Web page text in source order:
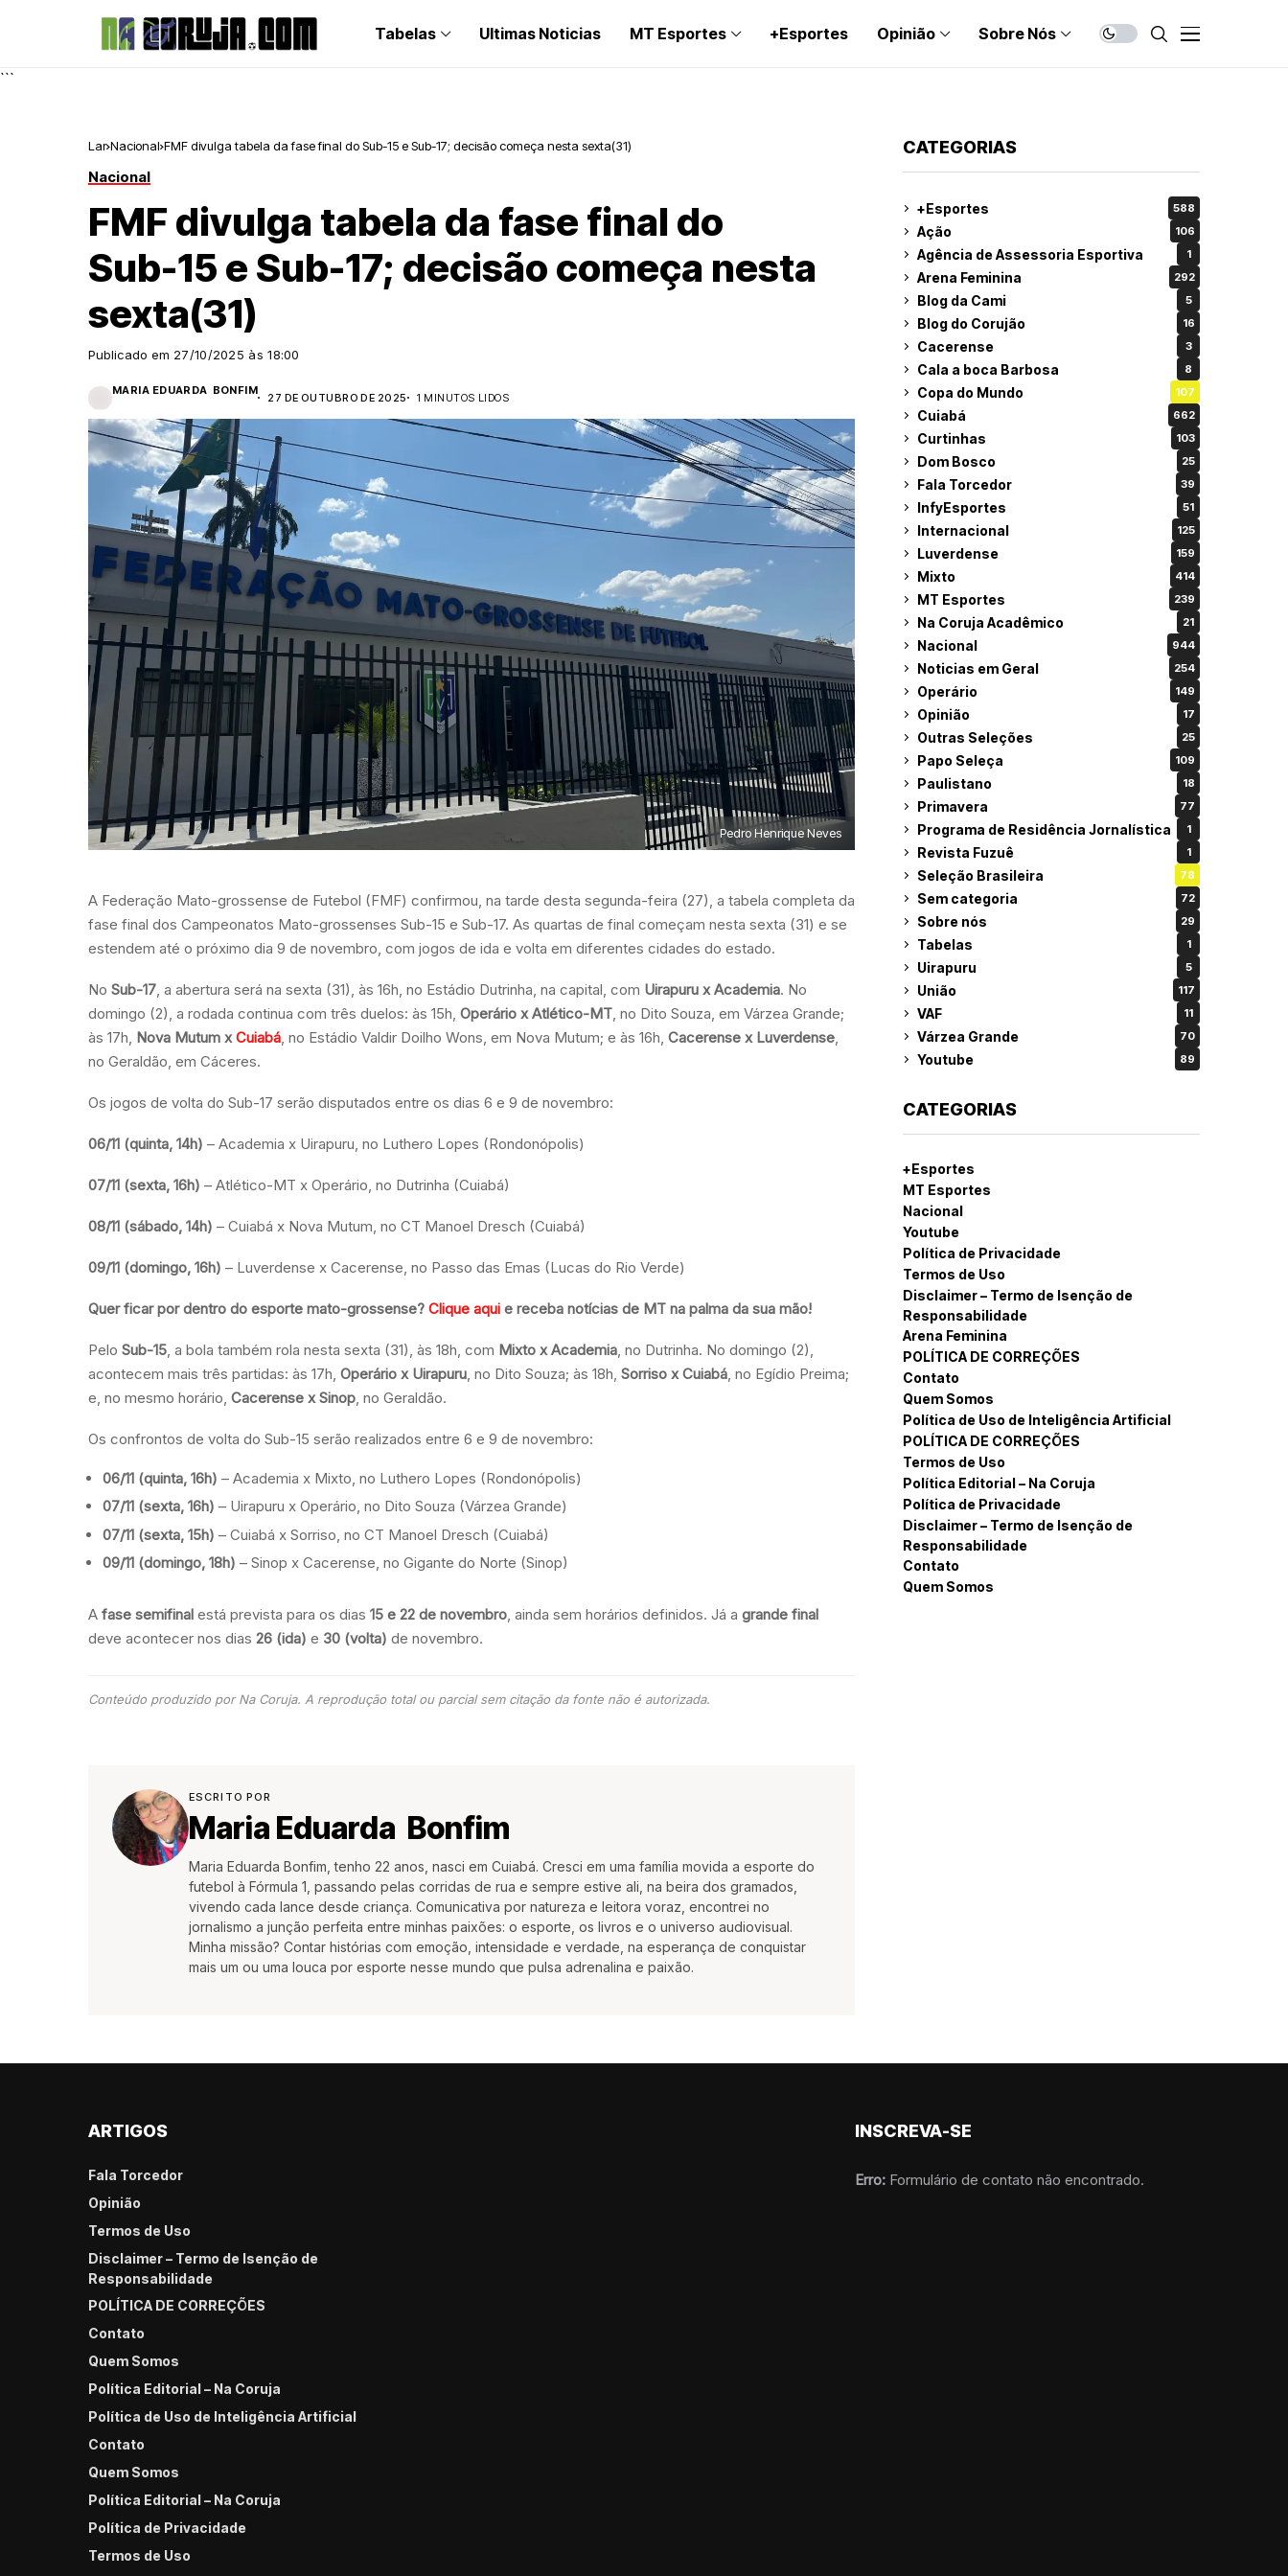
Tabelas Ultimas Noticias MT Esportes +Esportes Opinião Sobre Nós
```
Lar Nacional FMF divulga tabela da fase final do Sub-15 e Sub-17; decisão começa nesta sexta(31)
Nacional
FMF divulga tabela da fase final do
Sub-15 e Sub-17; decisão começa nesta
sexta(31)
Publicado em 27/10/2025 às 18:00
MARIA EDUARDA BONFIM
27 DE OUTUBRO DE 2025 1 MINUTOS LIDOS
Pedro Henrique Neves
A Federação Mato-grossense de Futebol (FMF) confirmou, na tarde desta segunda-feira (27), a tabela completa da
fase final dos Campeonatos Mato-grossenses Sub-15 e Sub-17. As quartas de final começam nesta sexta (31) e se
estendem até o próximo dia 9 de novembro, com jogos de ida e volta em diferentes cidades do estado.
No Sub-17, a abertura será na sexta (31), às 16h, no Estádio Dutrinha, na capital, com Uirapuru x Academia. No
domingo (2), a rodada continua com três duelos: às 15h, Operário x Atlético-MT, no Dito Souza, em Várzea Grande;
às 17h, Nova Mutum xCuiabá, no Estádio Valdir Doilho Wons, em Nova Mutum; e às 16h, Cacerense x Luverdense,
no Geraldão, em Cáceres.
Os jogos de volta do Sub-17 serão disputados entre os dias 6 e 9 de novembro:
06/11 (quinta, 14h) – Academia x Uirapuru, no Luthero Lopes (Rondonópolis)
07/11 (sexta, 16h) – Atlético-MT x Operário, no Dutrinha (Cuiabá)
08/11 (sábado, 14h) – Cuiabá x Nova Mutum, no CT Manoel Dresch (Cuiabá)
09/11 (domingo, 16h) – Luverdense x Cacerense, no Passo das Emas (Lucas do Rio Verde)
Quer ficar por dentro do esporte mato-grossense? Clique aqui e receba notícias de MT na palma da sua mão!
Pelo Sub-15, a bola também rola nesta sexta (31), às 18h, com Mixto x Academia, no Dutrinha. No domingo (2),
acontecem mais três partidas: às 17h, Operário x Uirapuru, no Dito Souza; às 18h, Sorriso x Cuiabá, no Egídio Preima;
e, no mesmo horário, Cacerense x Sinop, no Geraldão.
Os confrontos de volta do Sub-15 serão realizados entre 6 e 9 de novembro:
06/11 (quinta, 16h) – Academia x Mixto, no Luthero Lopes (Rondonópolis)
07/11 (sexta, 16h) – Uirapuru x Operário, no Dito Souza (Várzea Grande)
07/11 (sexta, 15h) – Cuiabá x Sorriso, no CT Manoel Dresch (Cuiabá)
09/11 (domingo, 18h) – Sinop x Cacerense, no Gigante do Norte (Sinop)
A fase semifinal está prevista para os dias 15 e 22 de novembro, ainda sem horários definidos. Já a grande final
deve acontecer nos dias 26 (ida) e 30 (volta) de novembro.
Conteúdo produzido por Na Coruja. A reprodução total ou parcial sem citação da fonte não é autorizada.
ESCRITO POR
Maria Eduarda Bonfim
Maria Eduarda Bonfim, tenho 22 anos, nasci em Cuiabá. Cresci em uma família movida a esporte do
futebol à Fórmula 1, passando pelas corridas de rua e sempre estive ali, na beira dos gramados,
vivendo cada lance desde criança. Comunicativa por natureza e leitora voraz, encontrei no
jornalismo a junção perfeita entre minhas paixões: o esporte, os livros e o universo audiovisual.
Minha missão? Contar histórias com emoção, intensidade e verdade, na esperança de conquistar
mais um ou uma louca por esporte nesse mundo que pulsa adrenalina e paixão.
CATEGORIAS
+Esportes 588
Ação 106
Agência de Assessoria Esportiva 1
Arena Feminina 292
Blog da Cami 5
Blog do Corujão 16
Cacerense 3
Cala a boca Barbosa 8
Copa do Mundo 107
Cuiabá 662
Curtinhas 103
Dom Bosco 25
Fala Torcedor 39
InfyEsportes 51
Internacional 125
Luverdense 159
Mixto 414
MT Esportes 239
Na Coruja Acadêmico 21
Nacional 944
Noticias em Geral 254
Operário 149
Opinião 17
Outras Seleções 25
Papo Seleça 109
Paulistano 18
Primavera 77
Programa de Residência Jornalística 1
Revista Fuzuê 1
Seleção Brasileira 78
Sem categoria 72
Sobre nós 29
Tabelas 1
Uirapuru 5
União 117
VAF 11
Várzea Grande 70
Youtube 89
CATEGORIAS
+Esportes
MT Esportes
Nacional
Youtube
Política de Privacidade
Termos de Uso
Disclaimer – Termo de Isenção de
Responsabilidade
Arena Feminina
POLÍTICA DE CORREÇÕES
Contato
Quem Somos
Política de Uso de Inteligência Artificial
POLÍTICA DE CORREÇÕES
Termos de Uso
Política Editorial – Na Coruja
Política de Privacidade
Disclaimer – Termo de Isenção de
Responsabilidade
Contato
Quem Somos
ARTIGOS
Fala Torcedor
Opinião
Termos de Uso
Disclaimer – Termo de Isenção de
Responsabilidade
POLÍTICA DE CORREÇÕES
Contato
Quem Somos
Política Editorial – Na Coruja
Política de Uso de Inteligência Artificial
Contato
Quem Somos
Política Editorial – Na Coruja
Política de Privacidade
Termos de Uso
INSCREVA-SE
Erro: Formulário de contato não encontrado.